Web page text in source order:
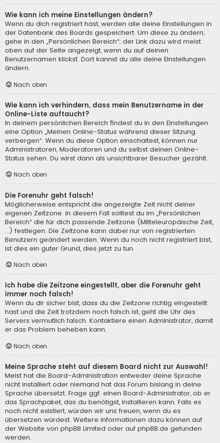
Wie kann ich meine Einstellungen ändern?
Wenn du dich registriert hast, werden alle deine Einstellungen in
der Datenbank des Boards gespeichert. Um diese zu ändern,
gehe in den „Persönlichen Bereich“; der Link dazu wird meist
oben auf der Seite angezeigt, wenn du auf deinen
Benutzernamen klickst. Dort kannst du alle deine Einstellungen
ändern.
Nach oben
Wie kann ich verhindern, dass mein Benutzername in der
Online-Liste auftaucht?
In deinem persönlichen Bereich findest du in den Einstellungen
eine Option „Meinen Online-Status während dieser Sitzung
verbergen“. Wenn du diese Option einschaltest, können nur
Administratoren, Moderatoren und du selbst deinen Online-
Status sehen. Du wirst dann als unsichtbarer Besucher gezählt.
Nach oben
Die Forenuhr geht falsch!
Möglicherweise entspricht die angezeigte Zeit nicht deiner
eigenen Zeitzone. In diesem Fall solltest du im „Persönlichen
Bereich“ die für dich passende Zeitzone (Mitteleuropäische Zeit,
...) festlegen. Die Zeitzone kann dabei nur von registrierten
Benutzern geändert werden. Wenn du noch nicht registriert bist,
ist dies ein guter Grund, dies jetzt zu tun.
Nach oben
Ich habe die Zeitzone eingestellt, aber die Forenuhr geht
immer noch falsch!
Wenn du dir sicher bist, dass du die Zeitzone richtig eingestellt
hast und die Zeit trotzdem noch falsch ist, geht die Uhr des
Servers vermutlich falsch. Kontaktiere einen Administrator, damit
er das Problem beheben kann.
Nach oben
Meine Sprache steht auf diesem Board nicht zur Auswahl!
Meist hat die Board-Administration entweder deine Sprache
nicht installiert oder niemand hat das Forum bislang in deine
Sprache übersetzt. Frage ggf. einen Board-Administrator, ob er
das Sprachpaket, das du benötigst, installieren kann. Falls es
noch nicht existiert, würden wir uns freuen, wenn du es
übersetzen würdest. Weitere Informationen dazu können auf
der Website von phpBB Limited oder auf phpBB.de gefunden
werden.